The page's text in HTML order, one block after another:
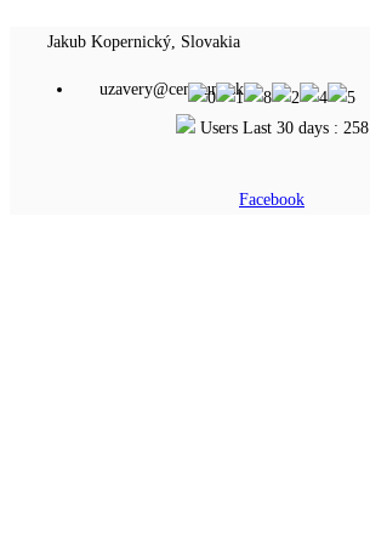
Jakub Kopernický, Slovakia
uzavery@centrum.sk
Users Last 30 days : 258
Facebook